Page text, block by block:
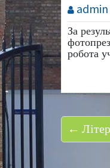
admin
За
робота
←